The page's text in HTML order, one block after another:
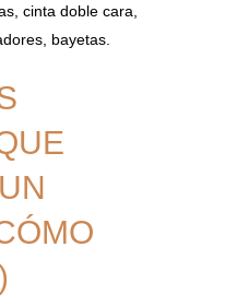
cinta doble cara,
bayetas.